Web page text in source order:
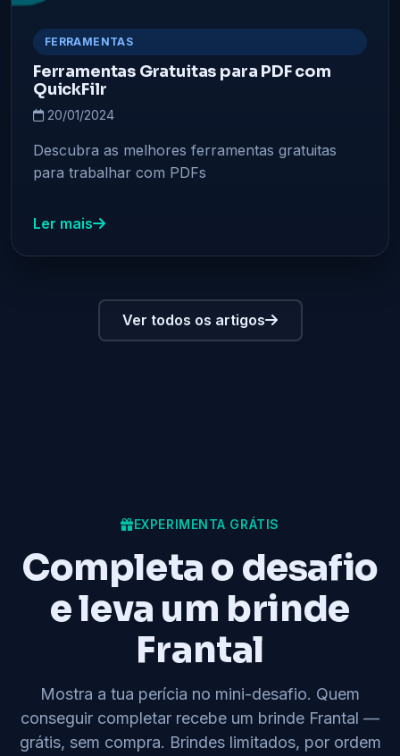
FERRAMENTAS
Ferramentas Gratuitas para PDF com
QuickFilr
20/01/2024
Descubra as melhores ferramentas gratuitas
para trabalhar com PDFs
Ler mais
Ver todos os artigos
EXPERIMENTA GRÁTIS
Completa o desafio
e leva um brinde
Frantal
Mostra a tua perícia no mini-desafio. Quem
conseguir completar recebe um brinde Frantal —
grátis, sem compra. Brindes limitados, por ordem